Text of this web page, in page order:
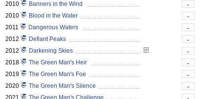
2010
Banners in the Wind
-
2010
Blood in the Water
-
2011
Dangerous Waters
-
2012
Defiant Peaks
-
2012
Darkening Skies
-
2018
The Green Man's Heir
-
2019
The Green Man's Foe
-
2020
The Green Man's Silence
-
2021
The Green Man's Challenge